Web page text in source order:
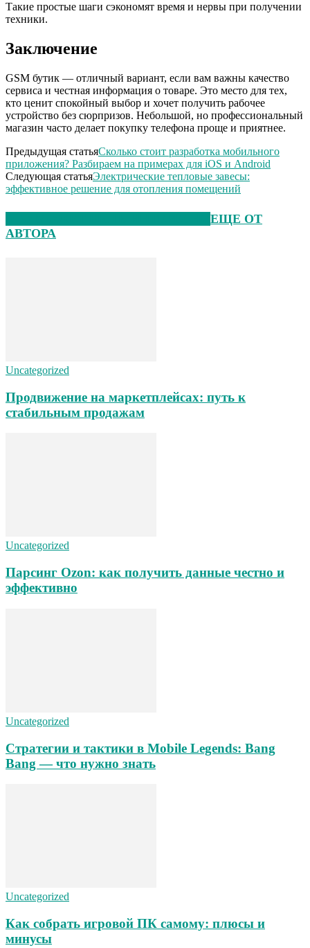
Такие простые шаги сэкономят время и нервы при получении
техники.
Заключение
GSM бутик — отличный вариант, если вам важны качество
сервиса и честная информация о товаре. Это место для тех,
кто ценит спокойный выбор и хочет получить рабочее
устройство без сюрпризов. Небольшой, но профессиональный
магазин часто делает покупку телефона проще и приятнее.
Предыдущая статьяСколько стоит разработка мобильного
приложения? Разбираем на примерах для iOS и Android
Следующая статьяЭлектрические тепловые завесы:
эффективное решение для отопления помещений
ЕЩЕ ОТ
АВТОРА
Uncategorized
Продвижение на маркетплейсах: путь к
стабильным продажам
Uncategorized
Парсинг Ozon: как получить данные честно и
эффективно
Uncategorized
Стратегии и тактики в Mobile Legends: Bang
Bang — что нужно знать
Uncategorized
Как собрать игровой ПК самому: плюсы и
минусы